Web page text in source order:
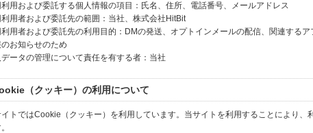
用および委託する個人情報の項目：氏名、住所、電話番号、メールアドレス
用者および委託先の範囲：当社、株式会社HitBit
用者および委託先の利用目的：DMの発送、オプトインメールの配信、関連する
お知らせのため
ータの管理について責任を有する者：当社
（クッキー）の利用について
イトではCookie（クッキー）を利用しています。当サイトを利用することにより、